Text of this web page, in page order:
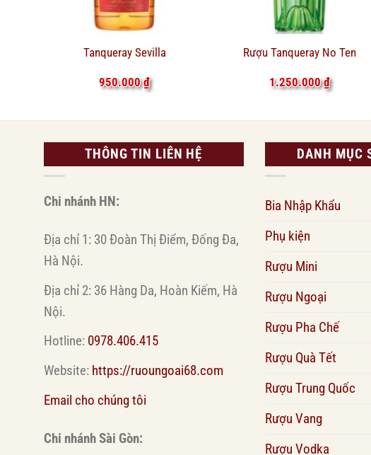
Tanqueray Sevilla
950.000₫
Rượu Tanqueray No Ten
1.250.000₫
THÔNG TIN LIÊN HỆ
Chi nhánh HN:
Địa chỉ 1: 30 Đoàn Thị Điểm, Đống Đa,
Hà Nội.
Địa chỉ 2: 36 Hàng Da, Hoàn Kiếm, Hà
Nội.
Hotline: 0978.406.415
Website: https://ruoungoai68.com
Email cho chúng tôi
Chi nhánh Sài Gòn:
DANH MỤC
Bia Nhập Khẩu
Phụ kiện
Rượu Mini
Rượu Ngoại
Rượu Pha Chế
Rượu Quà Tết
Rượu Trung Quốc
Rượu Vang
Rượu Vodka